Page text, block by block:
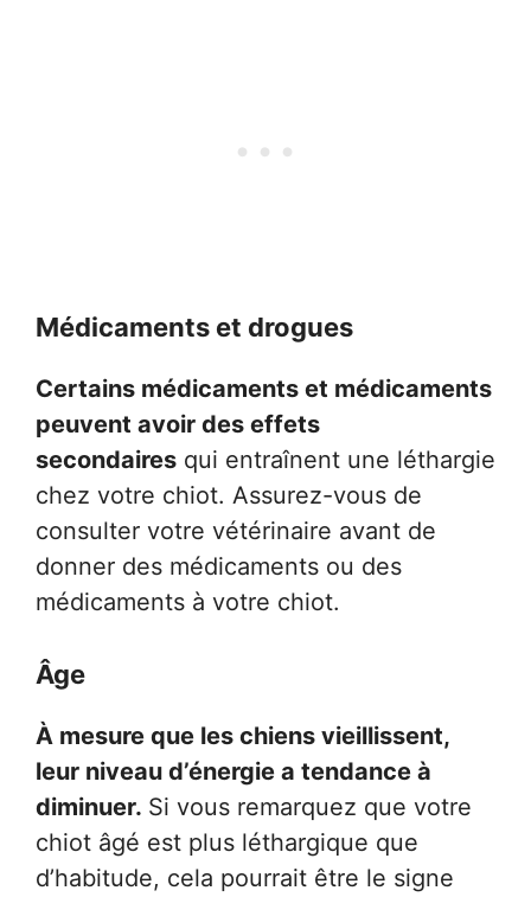
Médicaments et drogues
Certains médicaments et médicaments
peuvent avoir des effets
secondaires qui entraînent une léthargie
chez votre chiot. Assurez-vous de
consulter votre vétérinaire avant de
donner des médicaments ou des
médicaments à votre chiot.
Âge
À mesure que les chiens vieillissent,
leur niveau d’énergie a tendance à
diminuer. Si vous remarquez que votre
chiot âgé est plus léthargique que
d’habitude, cela pourrait être le signe